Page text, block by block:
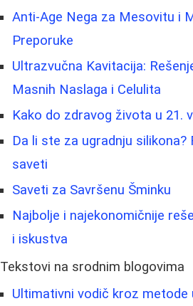
Anti-Age Nega za Mesovitu i
Preporuke
Ultrazvučna Kavitacija:
Masnih Naslaga i Celulita
Kako do zdravog života u 21.
Da li ste za ugradnju silikona?
saveti
Saveti za Savršenu Šminku
Najbolje i najekonomičnije
i iskustva
Tekstovi na srodnim blogovima
Ultimativni vodič kroz metode